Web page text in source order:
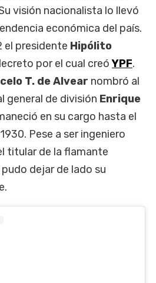
visión nacionalista lo llevó
económica del país.
el presidente Hipólito
por el cual creóYPF.
T. de Alvear nombró al
general de división Enrique
en su cargo hasta el
Pese a ser ingeniero
titular de la flamante
dejar de lado su